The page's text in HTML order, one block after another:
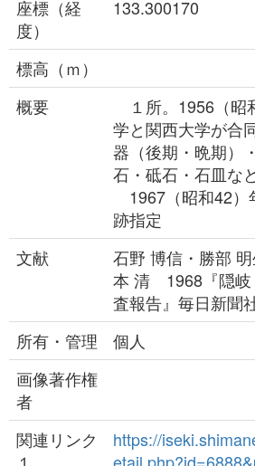
座標（経
度）
133.300170
標高（ｍ）
概要
１所。1956（昭
学と関西大学が合
器（後期・晩期）
石・砥石・石皿な
1967（昭和42）
跡指定
文献
石野 博信・勝部
本 清 1968『隠
査報告』毎日新聞
所有・管理
個人
画像著作権
者
関連リンク
https://